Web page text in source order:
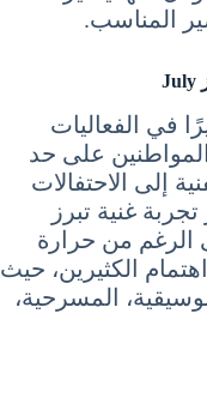
المناسب.
في الفعاليات
على حد
إلى الاحتفالات
غنية تبرز
الرغم من حرارة
الكثيرين، حيث
المسرحية،